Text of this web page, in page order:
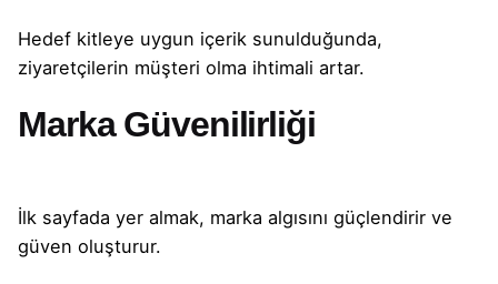
Hedef kitleye uygun içerik sunulduğunda,
ziyaretçilerin müşteri olma ihtimali artar.
Marka Güvenilirliği
İlk sayfada yer almak, marka algısını güçlendirir ve
güven oluşturur.